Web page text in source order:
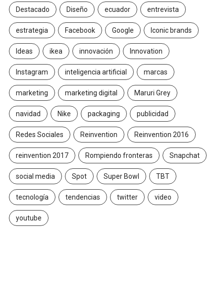
Destacado Diseño ecuador entrevista
estrategia Facebook Google Iconic brands
Ideas ikea innovación Innovation
Instagram inteligencia artificial marcas
marketing marketing digital Maruri Grey
navidad Nike packaging publicidad
Redes Sociales Reinvention Reinvention 2016
reinvention 2017 Rompiendo fronteras Snapchat
social media Spot Super Bowl TBT
tecnología tendencias twitter video
youtube